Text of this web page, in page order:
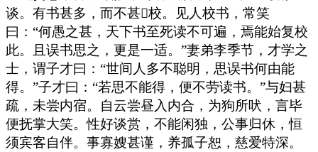
谈。有书甚多，而不甚校。见人校书，常笑
曰：“何愚之甚，天下书至死读不可遍，焉能始复校
此。且误书思之，更是一适。”妻弟李季节，才学之
士，谓子才曰：“世间人多不聪明，思误书何由能
得。”子才曰：“若思不能得，便不劳读书。”与妇甚
疏，未尝内宿。自云尝昼入内合，为狗所吠，言毕
便抚掌大笑。性好谈赏，不能闲独，公事归休，恒
须宾客自伴。事寡嫂甚谨，养孤子恕，慈爱特深。